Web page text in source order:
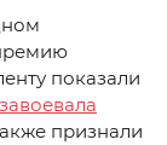
показали
завоевала
признали